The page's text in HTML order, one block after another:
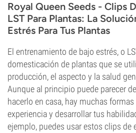
Royal Queen Seeds - Clips
LST Para Plantas: La
Estrés Para Tus Plantas
El entrenamiento de bajo estrés, o
domesticación de plantas que se
producción, el aspecto y la salud
Aunque al principio puede parecer
hacerlo en casa, hay muchas
experiencia y desarrollar tus
ejemplo, puedes usar estos clips de